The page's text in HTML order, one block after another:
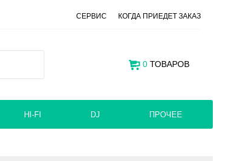
СЕРВИС КОГДА ПРИЕДЕТ ЗАКАЗ
0 ТОВАРОВ
HI-FI DJ ПРОЧЕЕ